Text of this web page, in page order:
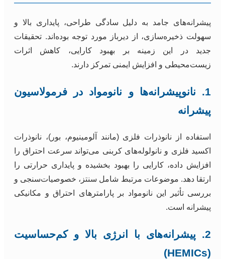
پیشرانه‌های جامد به دلیل سادگی طراحی، پایداری بالا و
سهولت ذخیره‌سازی، از دیرباز مورد توجه بوده‌اند. تحقیقات
جدید در این زمینه بر بهبود کارایی، کاهش اثرات
زیست‌محیطی و افزایش ایمنی تمرکز دارند.
1. نانوپیشرانه‌ها و نانومواد در فرمولاسیون
پیشرانه
استفاده از نانوذرات فلزی (مانند آلومینیوم، بور)، نانوذرات
اکسید فلزی و نانولوله‌های کربنی می‌تواند سرعت احتراق را
افزایش داده، کارایی را بهبود بخشیده و پایداری حرارتی را
ارتقا دهد. موضوعات مرتبط شامل سنتز، خصوصیات‌سنجی و
بررسی تأثیر این نانومواد بر پارامترهای احتراق و مکانیکی
پیشرانه است.
2. پیشرانه‌های با انرژی بالا و کم‌حساسیت
(HEMICs)